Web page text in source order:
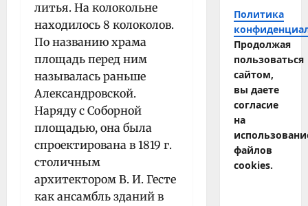
литья. На колокольне
находилось 8 колоколов.
По названию храма
площадь перед ним
называлась раньше
Александровской.
Наряду с Соборной
площадью, она была
спроектирована в 1819 г.
столичным
архитектором В. И. Гесте
как ансамбль зданий в
Политика
Продолжая
пользоваться
сайтом,
вы даете
согласие
на
файлов
cookies.